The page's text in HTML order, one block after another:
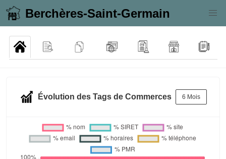
Berchères-Saint-Germain
Évolution des Tags de Commerces 6 Mois